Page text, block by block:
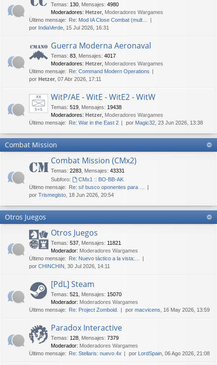
Temas: 130 Mensajes: 4980
Moderadores: Hetzer Moderadores Wargames
Último mensaje: Re: Mod IA Close Combat (mult…
por IndiaVerde , 15 Jul 2026, 16:31
Guerra Moderna Aeronaval
Temas: 83 Mensajes: 4017
Moderadores: Hetzer Moderadores Wargames
Último mensaje: Re: Command Modern Operations
por Hetzer , 07 Abr 2026, 17:11
WitP/AE - WitE - WitE2 - WitW
Temas: 519 Mensajes: 19438
Moderadores: Hetzer Moderadores Wargames
Último mensaje: Re: War in the East 2 por Magic32 , 23 Jun 2026, 13:38
Combat Mission
Combat Mission (CMx2)
Temas: 2283 Mensajes: 43331
Subforo:
CMx1 :: BO-BB-AK
Último mensaje: Re: si! busco oponentes para …
por Trismegisto , 18 Jun 2026, 20:54
Otros Juegos
Otros Juegos
Temas: 537 Mensajes: 11821
Moderador: Moderadores Wargames
Último mensaje: Re: Nuevo táctico a la vista:…
por CHINCHIN , 30 Jul 2026, 14:11
[PdL] Steam
Temas: 521 Mensajes: 15070
Moderador: Moderadores Wargames
Último mensaje: Re: Project Zomboid. por macvicens , 16 May 2026, 13:59
Paradox Interactive
Temas: 128 Mensajes: 7379
Moderador: Moderadores Wargames
Último mensaje: Re: Stellaris: nuevo 4x por LordSpain , 06 Ago 2026, 21:08